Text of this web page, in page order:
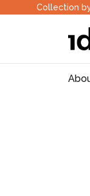
Collection